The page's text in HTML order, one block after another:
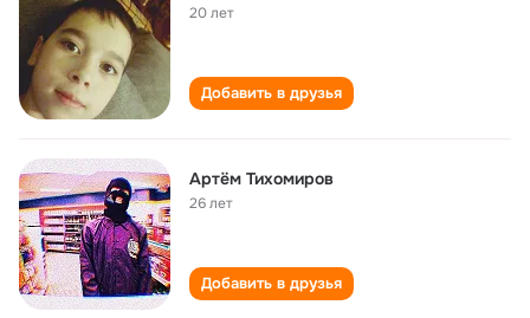
20 лет
Добавить в друзья
Артём Тихомиров
26 лет
Добавить в друзья